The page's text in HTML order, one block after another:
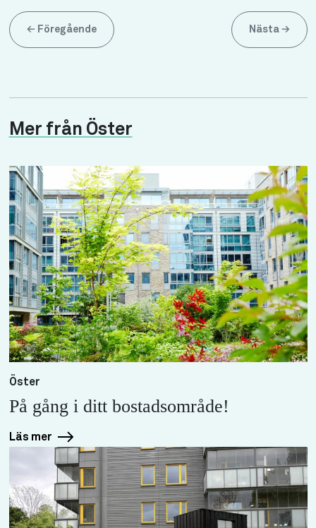
← Föregående Nästa →
Mer från Öster
Öster
På gång i ditt bostadsområde!
Läs mer